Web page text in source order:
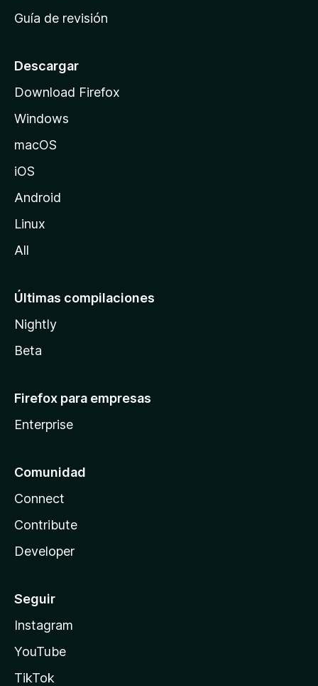
c
o
e
M
i
l
Guía de revisión
Descargar
Download Firefox
Windows
macOS
iOS
Android
Linux
All
Últimas compilaciones
Nightly
Beta
Firefox para empresas
Enterprise
Comunidad
Connect
Contribute
Developer
Seguir
Instagram
YouTube
TikTok